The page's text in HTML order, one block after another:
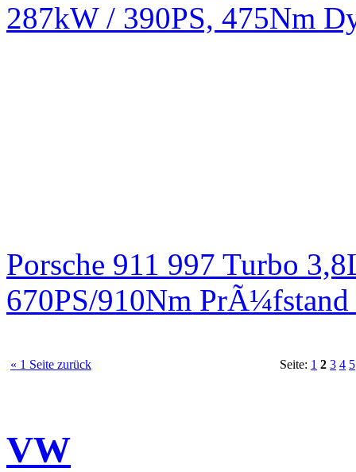
287kW / 390PS, 475Nm
Porsche 911 997 Turbo
670PS/910Nm PrÃ¼fstand
« 1 Seite zurück Seite: 1 2 3 4 5
VW